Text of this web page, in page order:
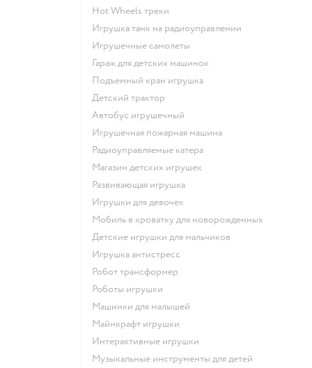
Hot Wheels треки
Игрушка танк на радиоуправлении
Игрушечные самолеты
Гараж для детских машинок
Подъемный кран игрушка
Детский трактор
Автобус игрушечный
Игрушечная пожарная машина
Радиоуправляемые катера
Магазин детских игрушек
Развивающая игрушка
Игрушки для девочек
Мобиль в кроватку для новорожденных
Детские игрушки для мальчиков
Игрушка антистресс
Робот трансформер
Роботы игрушки
Машинки для малышей
Майнкрафт игрушки
Интерактивные игрушки
Музыкальные инструменты для детей